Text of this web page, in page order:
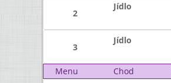
2
Jídlo
3
Jídlo
Menu Chod